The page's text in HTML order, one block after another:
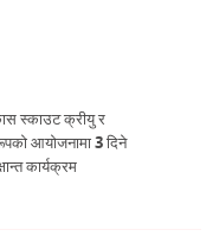
स्काउट क्रीयु र
आयोजनामा 3 दिने
कार्यक्रम